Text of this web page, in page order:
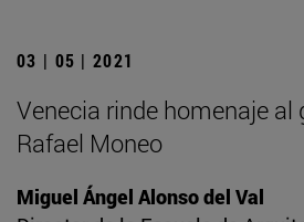
03 | 05 | 2021
Venecia rinde homenaje al
Rafael Moneo
Miguel Ángel Alonso del Val